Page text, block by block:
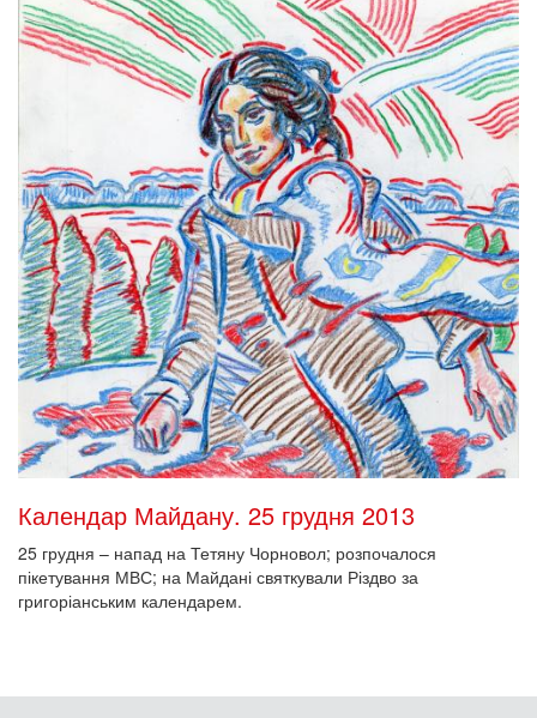
Календар Майдану. 25 грудня 2013
25 грудня – напад на Тетяну Чорновол; розпочалося
пікетування МВС; на Майдані святкували Різдво за
григоріанським календарем.